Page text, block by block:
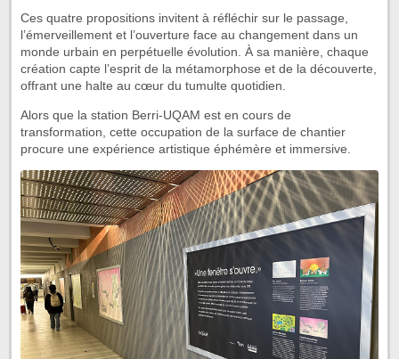
Ces quatre propositions invitent à réfléchir sur le passage,
l’émerveillement et l’ouverture face au changement dans un
monde urbain en perpétuelle évolution. À sa manière, chaque
création capte l’esprit de la métamorphose et de la découverte,
offrant une halte au cœur du tumulte quotidien.
Alors que la station Berri-UQAM est en cours de
transformation, cette occupation de la surface de chantier
procure une expérience artistique éphémère et immersive.